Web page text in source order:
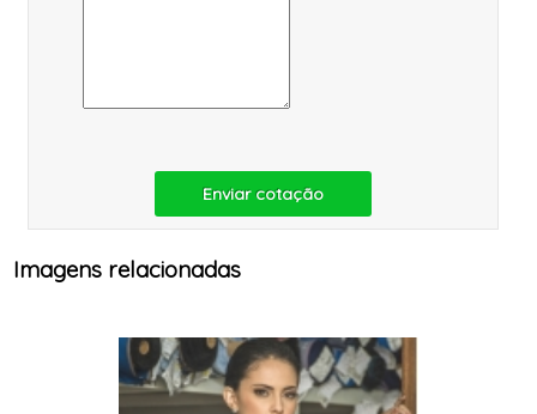
Enviar cotação
Imagens relacionadas